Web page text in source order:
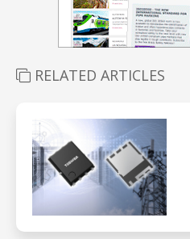
RELATED ARTICLES